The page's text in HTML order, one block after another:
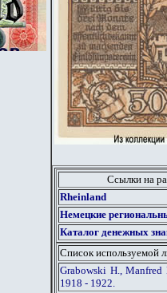
Ссылки на
Rheinland
Немецкие
Каталог денежных
Список используемой
Grabowski H., Manfred
1918 - 1922.